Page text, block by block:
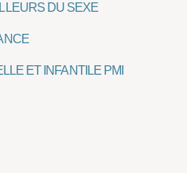
DU SEXE
ET INFANTILE PMI